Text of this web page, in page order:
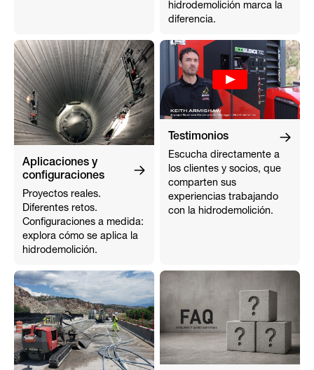
hidrodemolición marca la
diferencia.
Aplicaciones y
configuraciones
Proyectos reales.
Diferentes retos.
Configuraciones a medida:
explora cómo se aplica la
hidrodemolición.
Testimonios
Escucha directamente a
los clientes y socios, que
comparten sus
experiencias trabajando
con la hidrodemolición.